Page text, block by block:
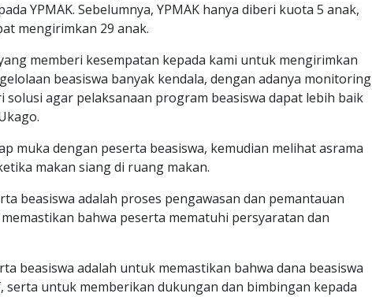
YPMAK. Sebelumnya, YPMAK hanya diberi kuota 5 anak,
mengirimkan 29 anak.
memberi kesempatan kepada kami untuk mengirimkan
beasiswa banyak kendala, dengan adanya monitoring
solusi agar pelaksanaan program beasiswa dapat lebih baik
muka dengan peserta beasiswa, kemudian melihat asrama
makan siang di ruang makan.
beasiswa adalah proses pengawasan dan pemantauan
bahwa peserta mematuhi persyaratan dan
beasiswa adalah untuk memastikan bahwa dana beasiswa
untuk memberikan dukungan dan bimbingan kepada